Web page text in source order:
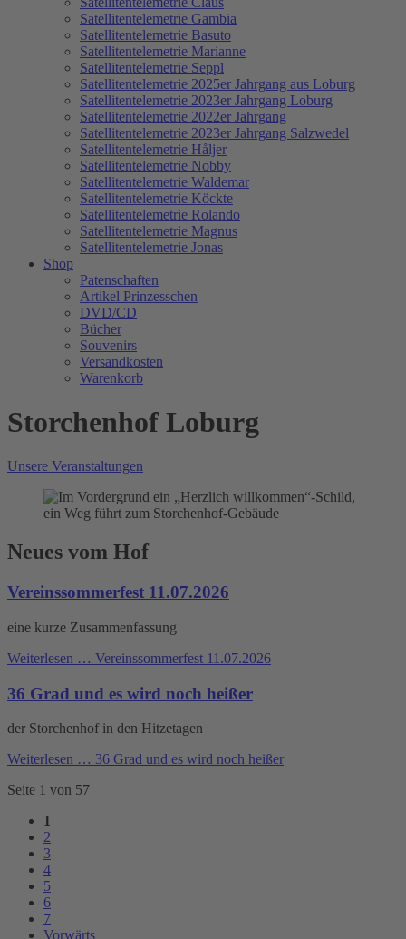
Satellitentelemetrie Gambia
Satellitentelemetrie Basuto
Satellitentelemetrie Marianne
Satellitentelemetrie Seppl
Satellitentelemetrie 2025er Jahrgang aus Loburg
Satellitentelemetrie 2023er Jahrgang Loburg
Satellitentelemetrie 2022er Jahrgang
Satellitentelemetrie 2023er Jahrgang Salzwedel
Satellitentelemetrie Håljer
Satellitentelemetrie Nobby
Satellitentelemetrie Waldemar
Satellitentelemetrie Köckte
Satellitentelemetrie Rolando
Satellitentelemetrie Magnus
Satellitentelemetrie Jonas
Shop
Patenschaften
Artikel Prinzesschen
DVD/CD
Bücher
Souvenirs
Versandkosten
Warenkorb
Storchenhof Loburg
Unsere Veranstaltungen
Neues vom Hof
Vereinssommerfest 11.07.2026
eine kurze Zusammenfassung
Weiterlesen … Vereinssommerfest 11.07.2026
36 Grad und es wird noch heißer
der Storchenhof in den Hitzetagen
Weiterlesen … 36 Grad und es wird noch heißer
Seite 1 von 57
1
2
3
4
5
6
7
Vorwärts